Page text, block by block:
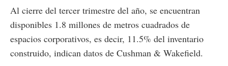
Al cierre del tercer trimestre del año, se encuentran
disponibles 1.8 millones de metros cuadrados de
espacios corporativos, es decir, 11.5% del inventario
construido, indican datos de Cushman & Wakefield.